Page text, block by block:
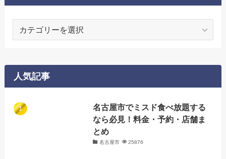
ー
人気記事
名古屋市でミスド食べ放題する
なら必見！料金・予約・店舗ま
とめ
名古屋市 25876